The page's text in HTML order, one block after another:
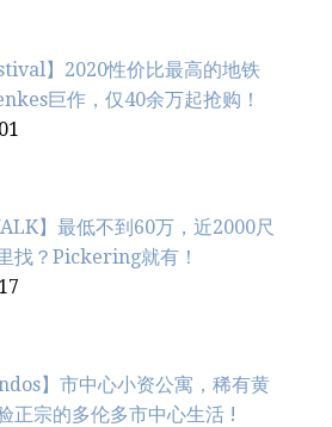
】2020性价比最高的地铁
巨作，仅40余万起抢购！
】最低不到60万，近2000尺
找？Pickering就有！
】市中心小资公寓，稀有黄
正宗的多伦多市中心生活 !